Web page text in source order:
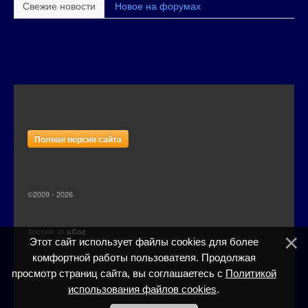
Свежие новости Новое на форумах
Полная версия сайта
©2009 - 2026
Хостинг от uCoz
Этот сайт использует файлы cookies для более
комфортной работы пользователя. Продолжая
просмотр страниц сайта, вы соглашаетесь с Политикой
использования файлов cookies.